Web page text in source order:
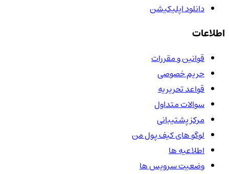
دانلود اپلیکیشن
اطلاعات
قوانین و مقررات
حریم خصوصی
قواعد تحریریه
سوالات متداول
مرکز پشتیبانی
لوگو های کیف پول من
اطلاعیه ها
وضعیت سرویس ها